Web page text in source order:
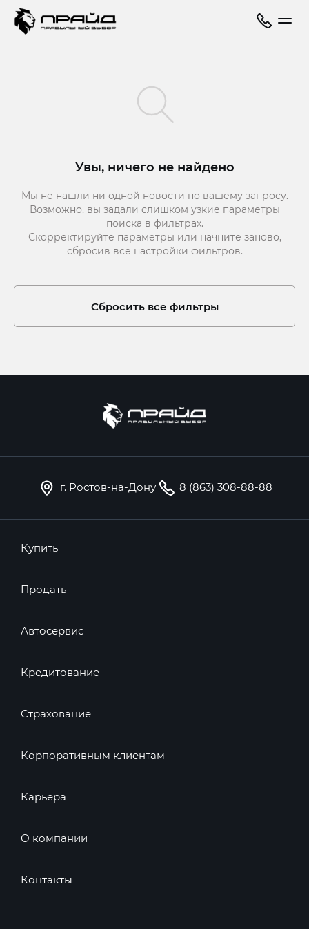
Увы, ничего не найдено
Мы не нашли ни одной новости по вашему запросу.
Возможно, вы задали слишком узкие параметры
поиска в фильтрах.
Скорректируйте параметры или начните заново,
сбросив все настройки фильтров.
Сбросить все фильтры
г. Ростов-на-Дону 8 (863) 308-88-88
Купить
Продать
Автосервис
Кредитование
Страхование
Корпоративным клиентам
Карьера
О компании
Контакты